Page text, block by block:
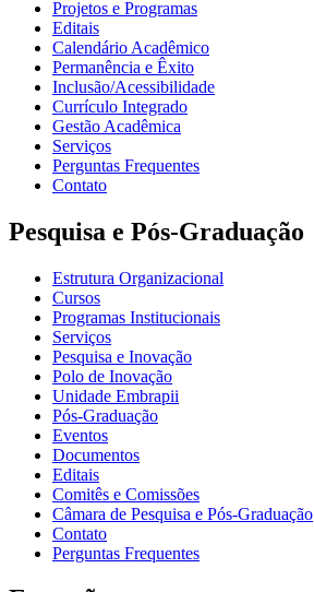
Projetos e Programas
Editais
Calendário Acadêmico
Permanência e Êxito
Inclusão/Acessibilidade
Currículo Integrado
Gestão Acadêmica
Serviços
Perguntas Frequentes
Contato
Pesquisa e Pós-Graduação
Estrutura Organizacional
Cursos
Programas Institucionais
Serviços
Pesquisa e Inovação
Polo de Inovação
Unidade Embrapii
Pós-Graduação
Eventos
Documentos
Editais
Comitês e Comissões
Câmara de Pesquisa e Pós-Graduação
Contato
Perguntas Frequentes